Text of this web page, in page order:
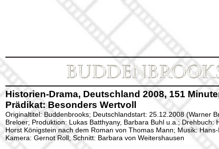
Historien-Drama, Deutschland 2008, 151
Prädikat: Besonders Wertvoll
Originaltitel: Buddenbrooks; Deutschlandstart: 25.12.2008 (Warner
Breloer; Produktion: Lukas Batthyany, Barbara Buhl u.a.; Drehbuch:
Horst Königstein nach dem Roman von Thomas Mann; Musik:
Kamera: Gernot Roll; Schnitt: Barbara von Weitershausen